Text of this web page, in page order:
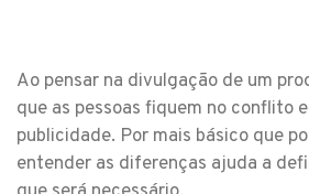
Ao pensar na divulgação de um
que as pessoas fiquem no conflito
publicidade. Por mais básico que
entender as diferenças ajuda a